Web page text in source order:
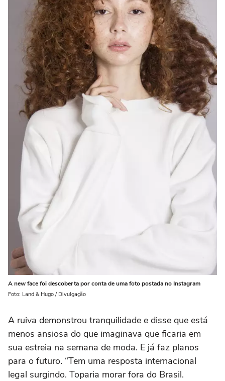
A new face foi descoberta por conta de uma foto postada no Instagram
Foto: Land & Hugo / Divulgação
A ruiva demonstrou tranquilidade e disse que está
menos ansiosa do que imaginava que ficaria em
sua estreia na semana de moda. E já faz planos
para o futuro. “Tem uma resposta internacional
legal surgindo. Toparia morar fora do Brasil.